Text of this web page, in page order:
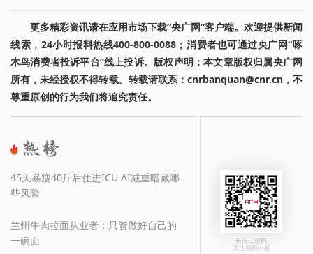
更多精彩资讯请在应用市场下载“央广网”客户端。欢迎提供新闻
线索，24小时报料热线400-800-0088；消费者也可通过央广网“啄
木鸟消费者投诉平台”线上投诉。版权声明：本文章版权归属央广网
所有，未经授权不得转载。转载请联系：cnrbanquan@cnr.cn，不
尊重原创的行为我们将追究责任。
45天暴瘦40斤后住进ICU AI减重暗藏哪
些风险
兰州牛肉拉面从业者：只管做好自己的
一碗面
长按二维码
关注精彩内容